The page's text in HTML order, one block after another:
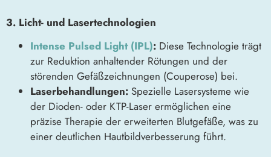
3. Licht- und Lasertechnologien
Intense Pulsed Light (IPL): Diese Technologie trägt
zur Reduktion anhaltender Rötungen und der
störenden Gefäßzeichnungen (Couperose) bei.
Laserbehandlungen: Spezielle Lasersysteme wie
der Dioden- oder KTP-Laser ermöglichen eine
präzise Therapie der erweiterten Blutgefäße, was zu
einer deutlichen Hautbildverbesserung führt.